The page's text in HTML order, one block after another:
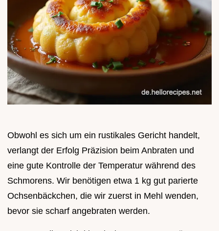
Obwohl es sich um ein rustikales Gericht handelt,
verlangt der Erfolg Präzision beim Anbraten und
eine gute Kontrolle der Temperatur während des
Schmorens. Wir benötigen etwa 1 kg gut parierte
Ochsenbäckchen, die wir zuerst in Mehl wenden,
bevor sie scharf angebraten werden.